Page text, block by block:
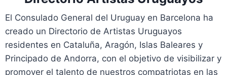
El Consulado General del Uruguay en Barcelona ha
creado un Directorio de Artistas Uruguayos
residentes en Cataluña, Aragón, Islas Baleares y
Principado de Andorra, con el objetivo de visibilizar y
promover el talento de nuestros compatriotas en las